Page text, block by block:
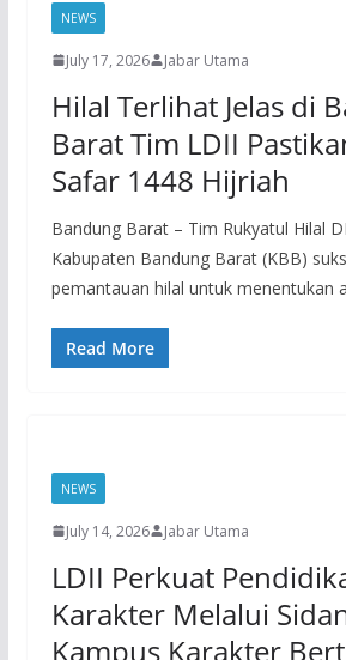
NEWS
July 17, 2026 Jabar Utama
Hilal Terlihat Jelas di
Barat Tim LDII
Safar 1448 Hijriah
Bandung Barat – Tim Rukyatul Hilal
Kabupaten Bandung Barat (KBB)
pemantauan hilal untuk menentukan
Read More
NEWS
July 14, 2026 Jabar Utama
LDII Perkuat
Karakter Melalui
Kampus Karakter